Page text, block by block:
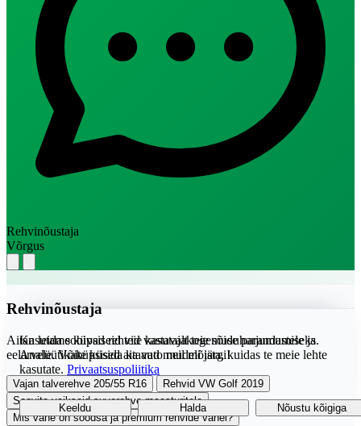
Rehvinõustaja
Võrgus
Rehvinõustaja
Aitan leida sobivad rehvid vastavalt teie sõiduharjumustele ja
eelarvele. Võite küsida ka auto mudeli järgi!
Vajan talverehve 205/55 R16
Rehvid VW Golf 2019
Soovita vaikseid suverehve maasturitele
Mis vahe on soodsa ja premium rehvide vahel?
Kasutame küpsiseid teie kasutajakogemuse parandamiseks.
Analüütikaküpsised aitavad meil mõista, kuidas te meie lehte
kasutate. Privaatsuspoliitika
Keeldu Halda Nõustu kõigiga